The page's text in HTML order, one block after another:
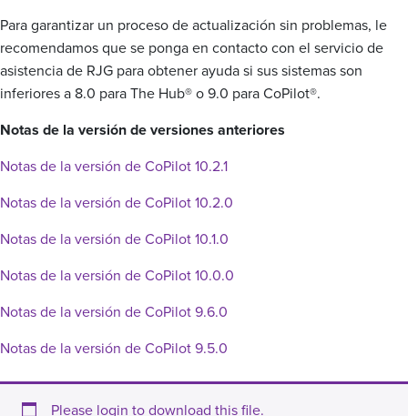
Para garantizar un proceso de actualización sin problemas, le
recomendamos que se ponga en contacto con el servicio de
asistencia de RJG para obtener ayuda si sus sistemas son
inferiores a 8.0 para The Hub® o 9.0 para CoPilot®.
Notas de la versión de versiones anteriores
Notas de la versión de CoPilot 10.2.1
Notas de la versión de CoPilot 10.2.0
Notas de la versión de CoPilot 10.1.0
Notas de la versión de CoPilot 10.0.0
Notas de la versión de CoPilot 9.6.0
Notas de la versión de CoPilot 9.5.0
Please login to download this file.